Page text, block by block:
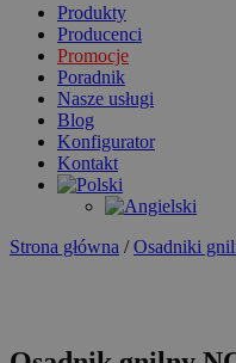
Produkty
Producenci
Promocje
Poradnik
Nasze usługi
Blog
Konfigurator
Kontakt
Strona główna /Osadniki